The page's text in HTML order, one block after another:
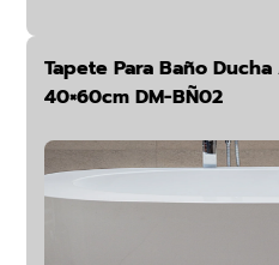
Tapete Para Baño
40×60cm DM-BÑ02